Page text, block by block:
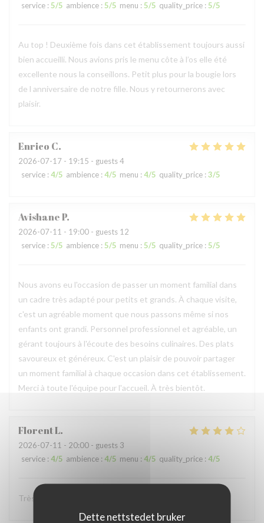
Dette nettstedet bruker
service : 5/5 ambience : 5/5 menu : 5/5 quality_price : 5/5
Au top ! Deuxième fois dans cet établissement toujours aussi
bien accueilli. Nous avions pris le menu côte à l’os elle été
excellente nous la conseillons. Petit plus pour la bougie lors
de l anniversaire de notre fille. Nous y retournerons avec
plaisir.
Enrico C
2026-07-17 - 19:15 - guests 4
service : 4/5 ambience : 4/5 menu : 4/5 quality_price : 3/5
AvishaneP
2026-07-11 - 19:00 - guests 12
service : 5/5 ambience : 5/5 menu : 5/5 quality_price : 5/5
Nous avons eu l'occasion de passer un moment familial dans
un cadre très adapté pour petits et grands. À chaque visite,
c'est un agréable moment que nous passons même si nos
enfants ont grandi. Personnel professionnel et agréable, un
gérant toujours à l'écoute des besoins culinaires. Des plats
savoureux et généreux. C'est un plaisir de pouvoir partager
un moment familial à chaque occasion dans cet établissement.
Merci à toute l'équipe pour l'accueil. À très bientôt.
FlorentL
2026-07-11 - 20:00 - guests 3
service : 4/5 ambience : 4/5 menu : 4/5 quality_price : 4/5
Très convivial , ont mange très bien :)